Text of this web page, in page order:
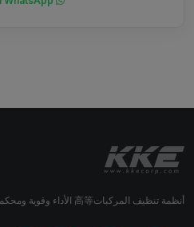
أنظمة تنظيف المركبات高等 الأداء وقوية ومحكمة ومكافحة التلوث.